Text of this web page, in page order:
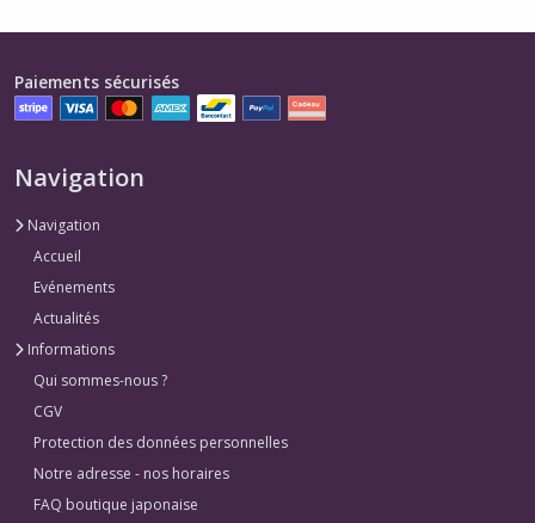
Paiements sécurisés
Navigation
Navigation
Accueil
Evénements
Actualités
Informations
Qui sommes-nous ?
CGV
Protection des données personnelles
Notre adresse - nos horaires
FAQ boutique japonaise